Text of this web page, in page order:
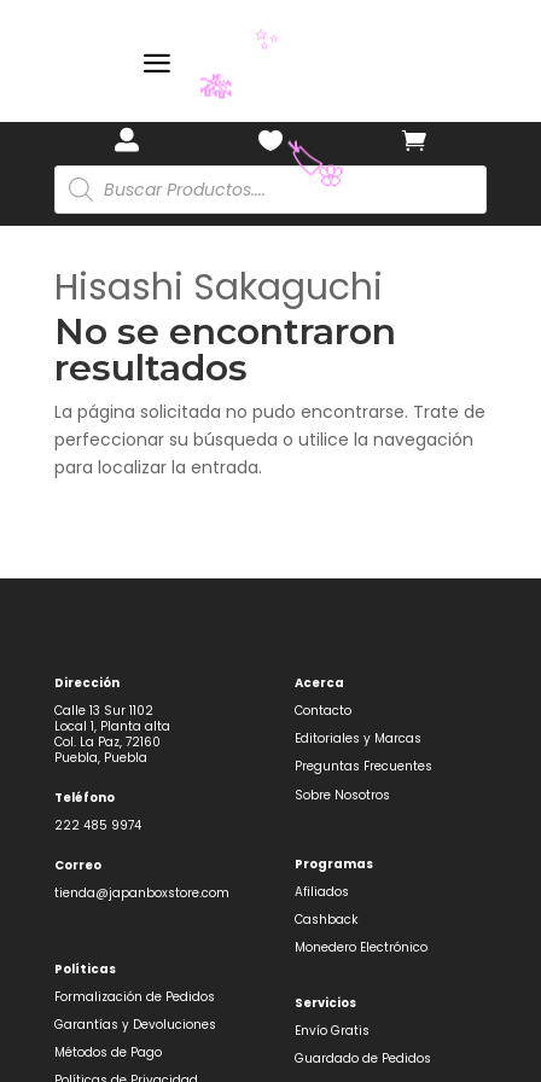
a
 

Búsqueda
de
productos
Hisashi Sakaguchi
No se encontraron
resultados
La página solicitada no pudo encontrarse. Trate de
perfeccionar su búsqueda o utilice la navegación
para localizar la entrada.
Dirección
Calle 13 Sur 1102
Local 1, Planta alta
Col. La Paz, 72160
Puebla, Puebla
Teléfono
222 485 9974
Correo
tienda@japanboxstore.com
Políticas
Formalización de Pedidos
Garantías y Devoluciones
Métodos de Pago
Acerca
Contacto
Editoriales y Marcas
Preguntas Frecuentes
Sobre Nosotros
Programas
Afiliados
Cashback
Monedero Electrónico
Servicios
Envío Gratis
Guardado de Pedidos
🎋
🏷️
✨
🌸